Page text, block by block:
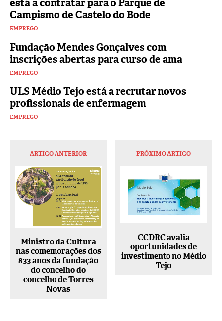
está a contratar para o Parque de
Campismo de Castelo do Bode
EMPREGO
Fundação Mendes Gonçalves com
inscrições abertas para curso de ama
EMPREGO
ULS Médio Tejo está a recrutar novos
profissionais de enfermagem
EMPREGO
ARTIGO ANTERIOR
Ministro da Cultura
nas comemorações dos
833 anos da fundação
do concelho do
concelho de Torres
Novas
PRÓXIMO ARTIGO
CCDRC avalia
oportunidades de
investimento no Médio
Tejo